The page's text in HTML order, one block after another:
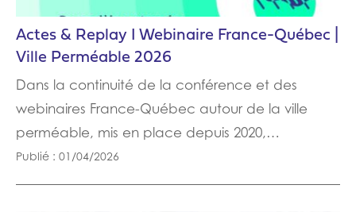
Actes & Replay I Webinaire France-Québec |
Ville Perméable 2026
Dans la continuité de la conférence et des
webinaires France-Québec autour de la ville
perméable, mis en place depuis 2020,…
Publié : 01/04/2026